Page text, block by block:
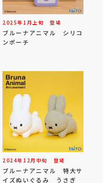
2025年 1 月 上旬 登場
ブルーナアニマル シリコ
ンポーチ
2024年 12 月 中旬 登場
ブルーナアニマル 特大サ
イズぬいぐるみ うさぎ